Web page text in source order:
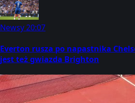
Newsy20:07
Everton rusza po napastnika
jest też gwiazda Brighton